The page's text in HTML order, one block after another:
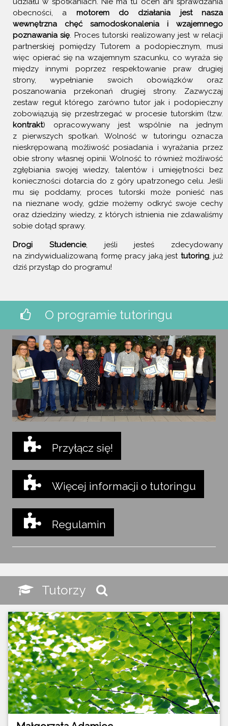
obecności, a motorem do działania jest nasza
wewnętrzna chęć samodoskonalenia i wzajemnego
poznawania się. Proces tutorski realizowany jest w relacji
partnerskiej pomiędzy Tutorem a podopiecznym, musi
więc opierać się na wzajemnym szacunku, co wyraża się
między innymi poprzez respektowanie praw drugiej
strony, wypełnianie swoich obowiązków oraz
poszanowania przekonań drugiej strony. Zazwyczaj
zestaw reguł którego zarówno tutor jak i podopieczny
zobowiązują się przestrzegać w procesie tutorskim (tzw.
kontrakt) opracowywany jest wspólnie na jednym
z pierwszych spotkań. Wolność w tutoringu oznacza
nieskrępowaną możliwość posiadania i wyrażania przez
obie strony własnej opinii. Wolność to również możliwość
zgłębiania swojej wiedzy, talentów i umiejętności bez
konieczności dotarcia do z góry upatrzonego celu. Jeśli
mu się poddamy, proces tutorski może ponieść nas
na nieznane wody, gdzie możemy odkryć swoje cechy
oraz dziedziny wiedzy, z których istnienia nie zdawaliśmy
sobie dotąd sprawy.
Drogi Studencie, jeśli jesteś zdecydowany
na zindywidualizowaną formę pracy jaką jest tutoring, już
dziś przystąp do programu!
O programie tutoringu
Przyłącz się!
Więcej informacji o tutoringu
Regulamin
Tutorzy